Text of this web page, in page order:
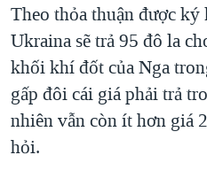
CÁC GIÁ TRỊ CỘNG HÒA Ở
THƯỢNG ĐỈNH TRUMP-KIM
TRỊNH VĨNH BÌNH VS.
NGƯ DÂN VIỆT VÀ LÀN
Theo thỏa thuận được
Ukraina sẽ trả 95 đô la
khối khí đốt của Nga
gấp đôi cái giá phải trả
nhiên vẫn còn ít hơn giá
hỏi.